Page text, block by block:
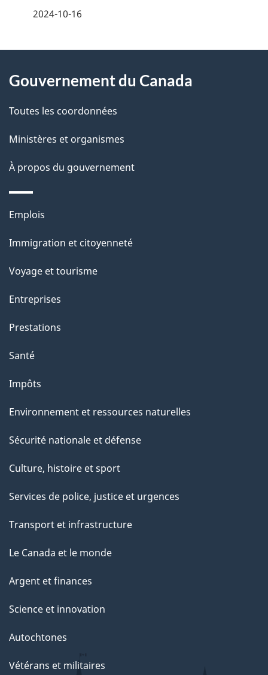
i
l
s
d
e
l
a
p
a
g
e
2024-10-16
propos
de
ce
site
Gouvernement du Canada
Toutes les coordonnées
Ministères et organismes
À propos du gouvernement
Thèmes
sujets
Emplois
Immigration et citoyenneté
Voyage et tourisme
Entreprises
Prestations
Santé
Impôts
Environnement et ressources naturelles
Sécurité nationale et défense
Culture, histoire et sport
Services de police, justice et urgences
Transport et infrastructure
Le Canada et le monde
Argent et finances
Science et innovation
Autochtones
Vétérans et militaires